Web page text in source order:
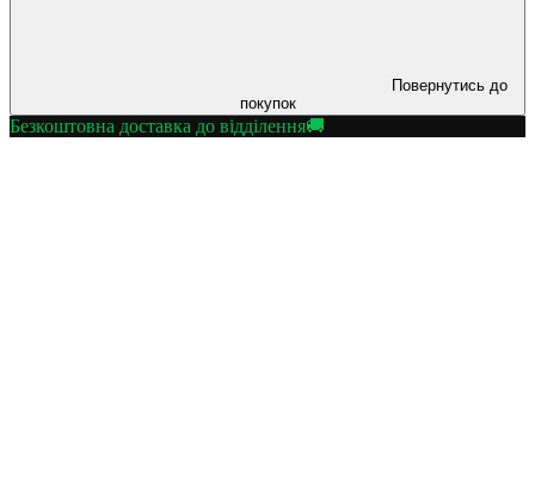
Повернутись до
покупок
Безкоштовна доставка до відділення🚚